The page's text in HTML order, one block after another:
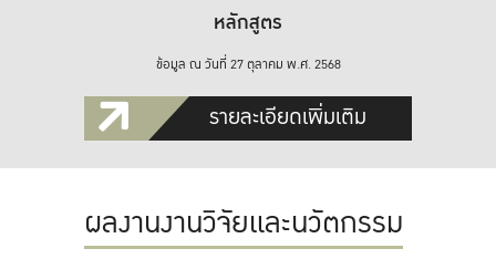
หลักสูตร
ข้อมูล ณ วันที่ 27 ตุลาคม พ.ศ. 2568
รายละเอียดเพิ่มเติม
ผลงานงานวิจัยและนวัตกรรม